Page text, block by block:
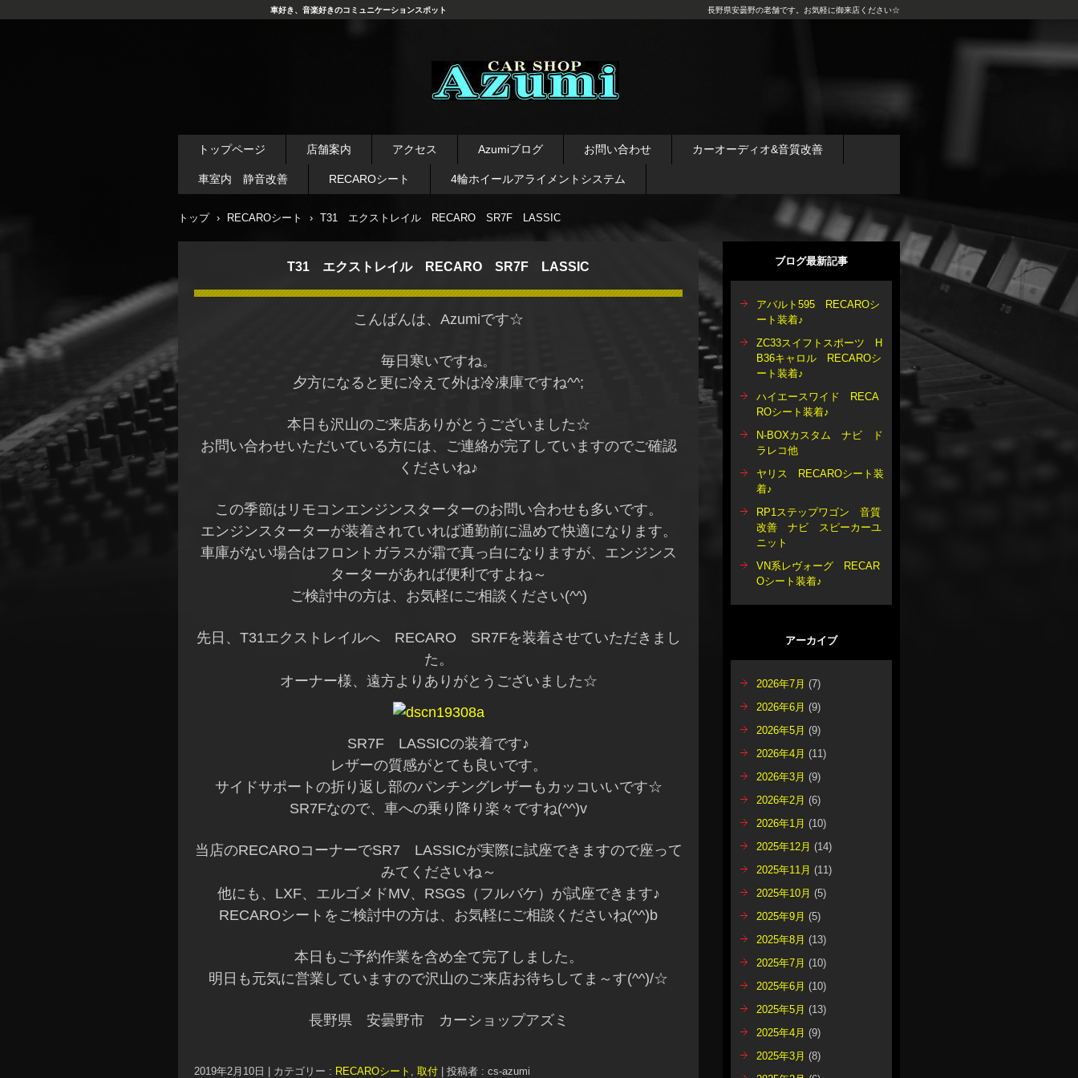
イール デッドニング カーオ
ーディオ レカロシート
車好き、音楽好きのコミュニケーションスポット 長野県安曇野の老舗です。お気軽に御来店ください☆
トップページ 店舗案内 アクセス Azumiブログ お問い合わせ カーオーディオ&音質改善
車室内 静音改善 RECAROシート 4輪ホイールアライメントシステム
トップ › RECAROシート › T31 エクストレイル RECARO SR7F LASSIC
T31 エクストレイル RECARO SR7F LASSIC
こんばんは、Azumiです☆
毎日寒いですね。
夕方になると更に冷えて外は冷凍庫ですね^^;
本日も沢山のご来店ありがとうございました☆
お問い合わせいただいている方には、ご連絡が完了していますのでご確認
くださいね♪
この季節はリモコンエンジンスターターのお問い合わせも多いです。
エンジンスターターが装着されていれば通勤前に温めて快適になります。
車庫がない場合はフロントガラスが霜で真っ白になりますが、エンジンス
ターターがあれば便利ですよね～
ご検討中の方は、お気軽にご相談ください(^^)
先日、T31エクストレイルへ RECARO SR7Fを装着させていただきまし
た。
オーナー様、遠方よりありがとうございました☆
SR7F LASSICの装着です♪
レザーの質感がとても良いです。
サイドサポートの折り返し部のパンチングレザーもカッコいいです☆
SR7Fなので、車への乗り降り楽々ですね(^^)v
当店のRECAROコーナーでSR7 LASSICが実際に試座できますので座って
みてくださいね～
他にも、LXF、エルゴメドMV、RSGS（フルバケ）が試座できます♪
RECAROシートをご検討中の方は、お気軽にご相談くださいね(^^)b
本日もご予約作業を含め全て完了しました。
明日も元気に営業していますので沢山のご来店お待ちしてま～す(^^)/☆
長野県 安曇野市 カーショップアズミ
2019年2月10日 カテゴリー : RECAROシート , 取付 投稿者 : cs-azumi
ブログ最新記事
アバルト595 RECAROシ
ート装着♪
ZC33スイフトスポーツ H
B36キャロル RECAROシ
ート装着♪
ハイエースワイド RECA
ROシート装着♪
N-BOXカスタム ナビ ド
ラレコ他
ヤリス RECAROシート装
着♪
RP1ステップワゴン 音質
改善 ナビ スピーカーユ
ニット
VN系レヴォーグ RECAR
Oシート装着♪
アーカイブ
2026年7月 (7)
2026年6月 (9)
2026年5月 (9)
2026年4月 (11)
2026年3月 (9)
2026年2月 (6)
2026年1月 (10)
2025年12月 (14)
2025年11月 (11)
2025年10月 (5)
2025年9月 (5)
2025年8月 (13)
2025年7月 (10)
2025年6月 (10)
2025年5月 (13)
2025年4月 (9)
2025年3月 (8)